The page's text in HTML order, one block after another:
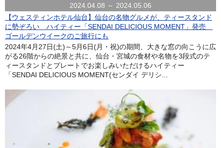
2024.04.08 ～ 2024.05.06
【ウェスティンホテル仙台】仙台の名物グルメが、ティースタンド
に勢ぞろい ハイティー「SENDAI DELICIOUS MOMENT」発売
ゴールデンウイークのご旅行にも
2024年4月27日(土)～5月6日(月・祝)の期間、大きな窓の向こうに広
がる26階からの絶景と共に、仙台・宮城の食材や名物を3段式のテ
ィースタンドとプレートでお楽しみいただけるハイティー
「SENDAI DELICIOUS MOMENT(センダイ デリシ...